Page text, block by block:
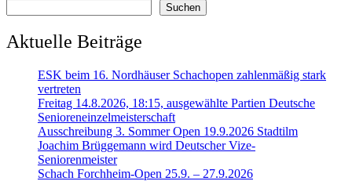
Suchen
Aktuelle Beiträge
ESK beim 16. Nordhäuser Schachopen zahlenmäßig stark
vertreten
Freitag 14.8.2026, 18:15, ausgewählte Partien Deutsche
Senioreneinzelmeisterschaft
Ausschreibung 3. Sommer Open 19.9.2026 Stadtilm
Joachim Brüggemann wird Deutscher Vize-
Seniorenmeister
Schach Forchheim-Open 25.9. – 27.9.2026